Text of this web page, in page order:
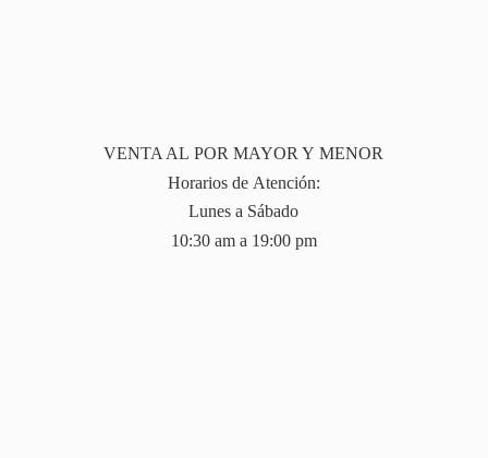
VENTA AL POR MAYOR Y MENOR
Horarios de Atención:
Lunes a Sábado
10:30 am a 19:00 pm